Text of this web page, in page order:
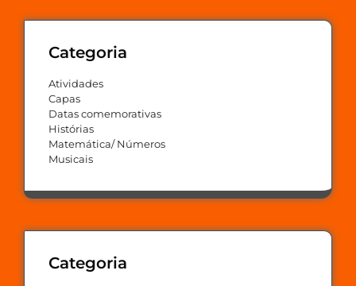
Categoria
Atividades
Capas
Datas comemorativas
Histórias
Matemática/ Números
Musicais
Categoria